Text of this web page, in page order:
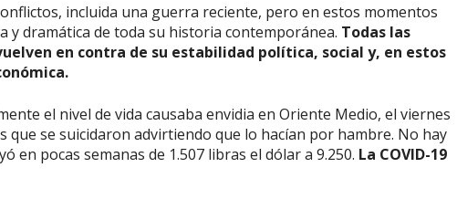
incluida una guerra reciente, pero en estos momentos
y dramática de toda su historia contemporánea. Todas las
en contra de su estabilidad política, social y, en estos
el nivel de vida causaba envidia en Oriente Medio, el viernes
que se suicidaron advirtiendo que lo hacían por hambre. No hay
en pocas semanas de 1.507 libras el dólar a 9.250. La COVID-19